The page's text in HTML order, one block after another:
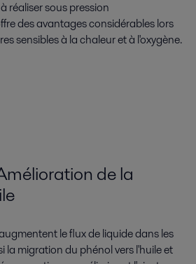
réaliser sous pression
des avantages considérables lors
sensibles à la chaleur et à l'oxygène.
de la
le flux de liquide dans les
la migration du phénol vers l'huile et